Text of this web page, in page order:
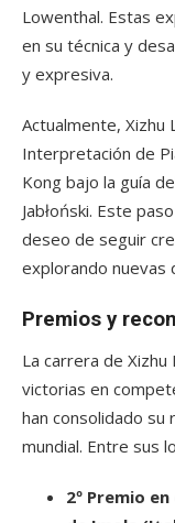
Lowenthal. Estas
en su técnica y
y expresiva.
Actualmente, Xizhu
Interpretación de
Kong bajo la guía
Jabłoński. Este
deseo de seguir
explorando nuevas
Premios y
La carrera de
victorias en
han consolidado su
mundial. Entre sus
2º Premio